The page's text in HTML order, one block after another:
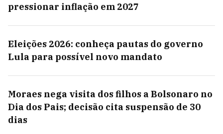
pressionar inflação em 2027
Eleições 2026: conheça pautas do governo
Lula para possível novo mandato
Moraes nega visita dos filhos a Bolsonaro no
Dia dos Pais; decisão cita suspensão de 30
dias